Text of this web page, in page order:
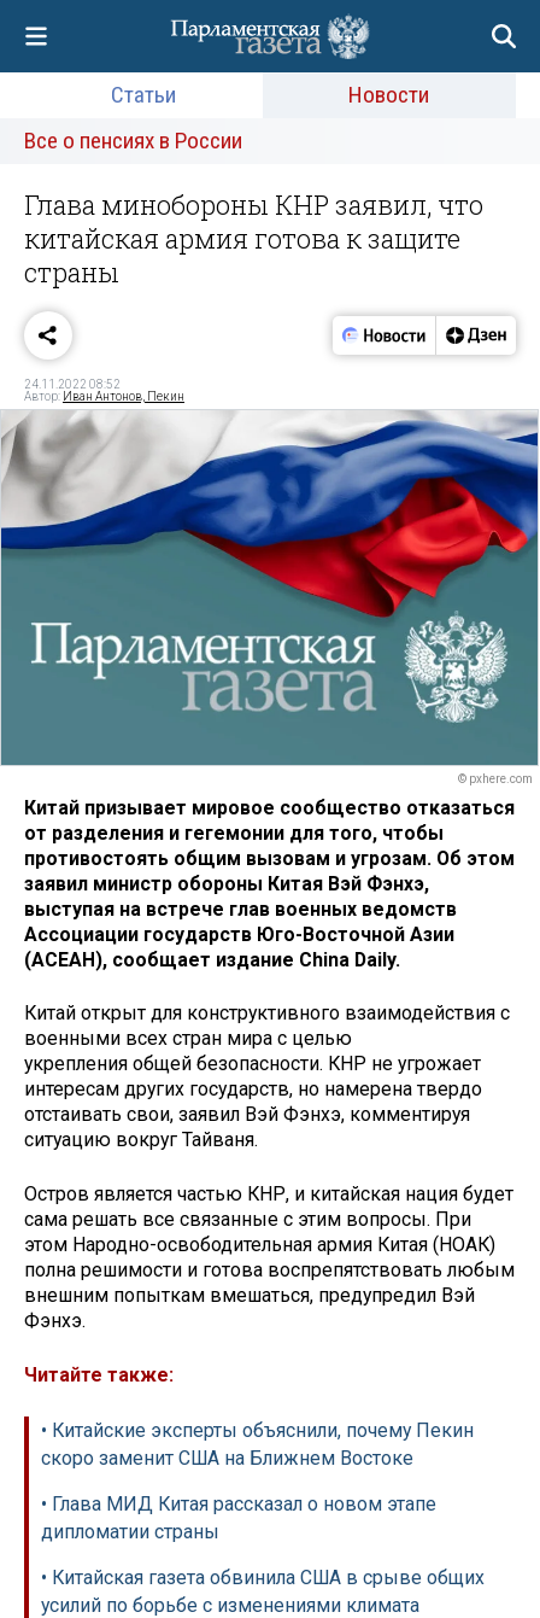
Статьи
Новости
Все о пенсиях в России
Глава минобороны КНР заявил, что
китайская армия готова к защите
страны
24.11.2022 08:52
Автор: Иван Антонов, Пекин
© pxhere.com
Китай призывает мировое сообщество отказаться
от разделения и гегемонии для того, чтобы
противостоять общим вызовам и угрозам. Об этом
заявил министр обороны Китая Вэй Фэнхэ,
выступая на встрече глав военных ведомств
Ассоциации государств Юго-Восточной Азии
(АСЕАН), сообщает издание China Daily.
Китай открыт для конструктивного взаимодействия с
военными всех стран мира с целью
укрепления общей безопасности. КНР не угрожает
интересам других государств, но намерена твердо
отстаивать свои, заявил Вэй Фэнхэ, комментируя
ситуацию вокруг Тайваня.
Остров является частью КНР, и китайская нация будет
сама решать все связанные с этим вопросы. При
этом Народно-освободительная армия Китая (НОАК)
полна решимости и готова воспрепятствовать любым
внешним попыткам вмешаться, предупредил Вэй
Фэнхэ.
Читайте также:
• Китайские эксперты объяснили, почему Пекин
скоро заменит США на Ближнем Востоке
• Глава МИД Китая рассказал о новом этапе
дипломатии страны
• Китайская газета обвинила США в срыве общих
усилий по борьбе с изменениями климата